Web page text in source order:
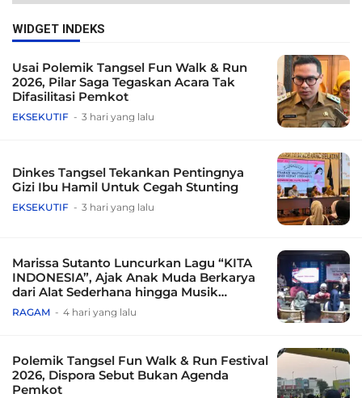
WIDGET INDEKS
Usai Polemik Tangsel Fun Walk & Run
2026, Pilar Saga Tegaskan Acara Tak
Difasilitasi Pemkot
EKSEKUTIF 3 hari yang lalu
Dinkes Tangsel Tekankan Pentingnya
Gizi Ibu Hamil Untuk Cegah Stunting
EKSEKUTIF 3 hari yang lalu
Marissa Sutanto Luncurkan Lagu “KITA
INDONESIA”, Ajak Anak Muda Berkarya
dari Alat Sederhana hingga Musik
Tradisional
RAGAM 4 hari yang lalu
Polemik Tangsel Fun Walk & Run Festival
2026, Dispora Sebut Bukan Agenda
Pemkot